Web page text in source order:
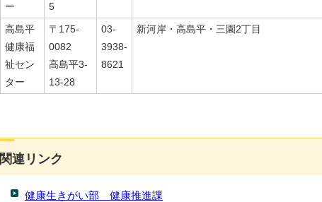
ー
5
高島平
健康福
祉セン
ター
〒175-
0082
高島平3-
13-28
03-
3938-
8621
新河岸・高島平・三園2丁目
関連リンク
健康生きがい部 健康推進課